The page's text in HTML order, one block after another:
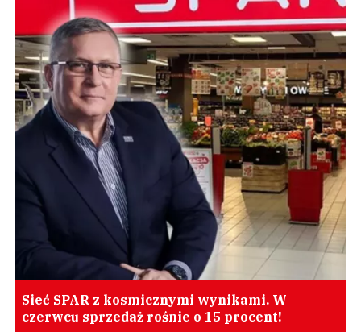
Sieć SPAR z kosmicznymi wynikami. W
czerwcu sprzedaż rośnie o 15 procent!